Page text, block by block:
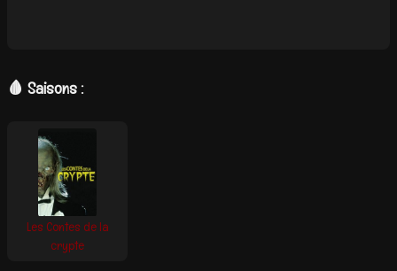
🩸 Saisons :
Les Contes de la
crypte